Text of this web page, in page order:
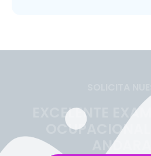
SOLICITA
EXCELENTE